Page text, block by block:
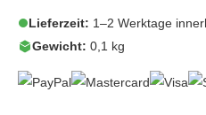
Lieferzeit: 1–2 Werktage
Gewicht: 0,1 kg